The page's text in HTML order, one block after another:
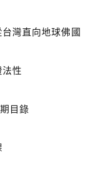
灣直向地球佛國
性
目錄